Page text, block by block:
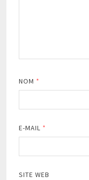
NOM *
E-MAIL *
SITE WEB